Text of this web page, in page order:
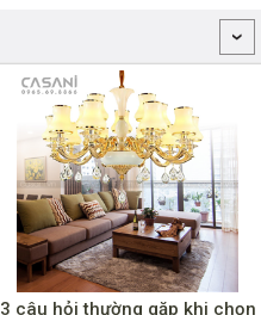
3 câu hỏi thường gặp khi chọn